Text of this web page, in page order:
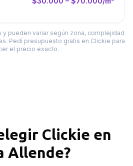
pueden variar según zona, complejidad
Pedí presupuesto gratis en Clickie para
el precio exacto.
Clickie en
Allende?